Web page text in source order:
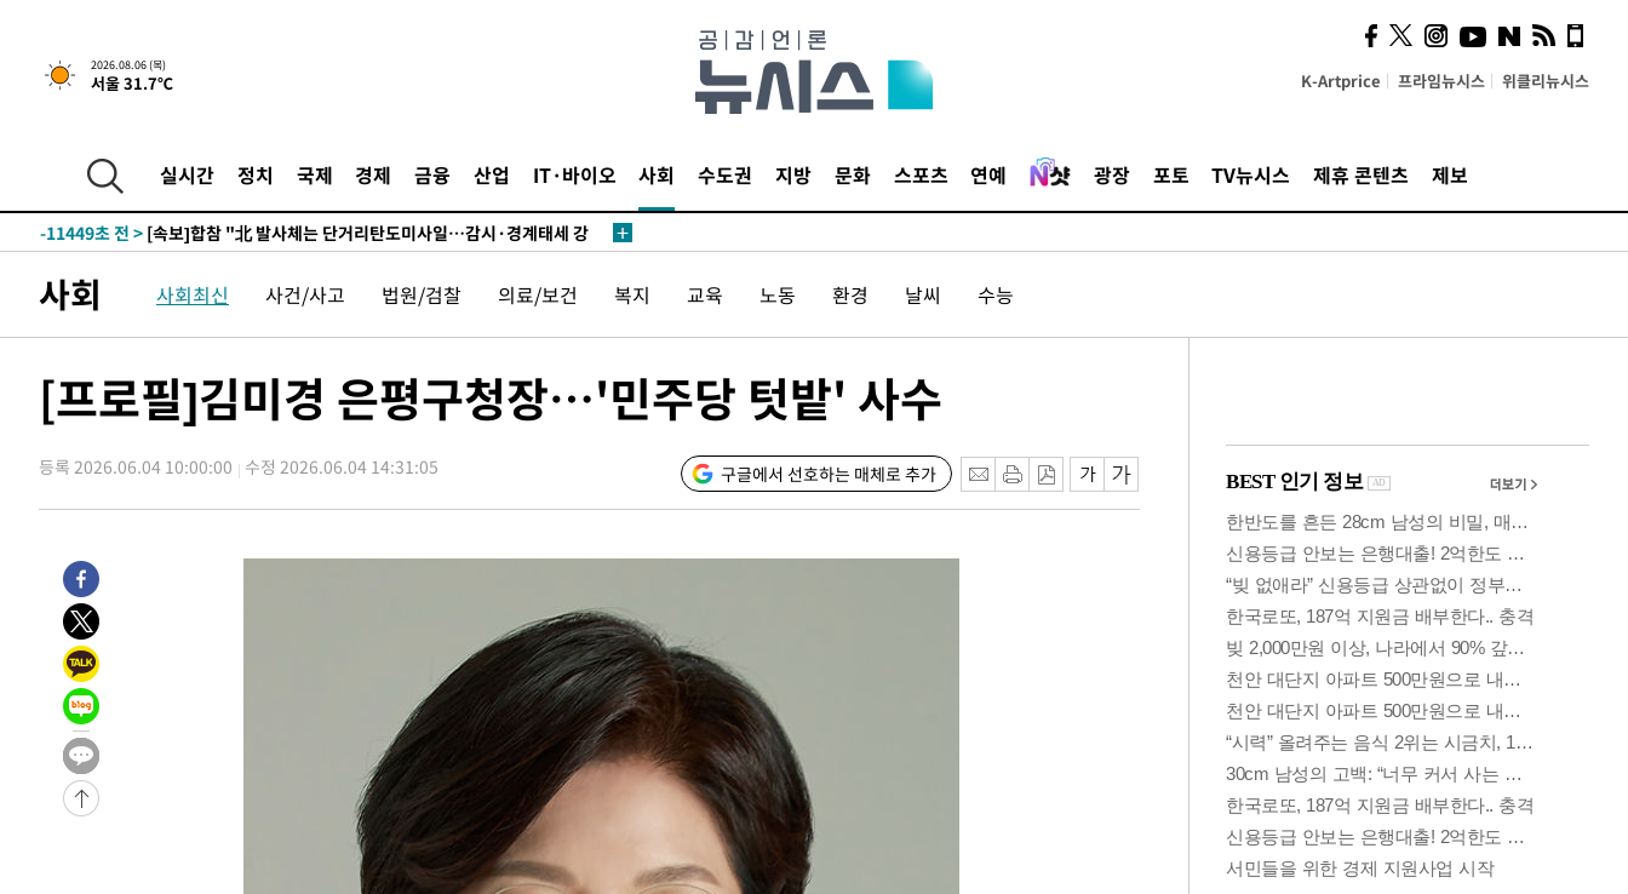
2026.08.06 (목)
서울 31.7℃ K-Artprice 프라임뉴시스 위클리뉴시스
실시간 정치 국제 경제 금융 산업 IT·바이오 사회 수도권 지방 문화 스포츠 연예 광장 포토 TV뉴시스 제휴 콘텐츠 제보
2시간 전 >내일까지 39도 '펄펄'…기상청 "태풍 지나며 폭염 잠시 꺾인다"
-28939초 전 >'월드컵 탈락 후폭풍' 축구협회…11시간 걸린 초유의 압수수색(종
-27168초 전 >
축구협회, 15년 전 심판 성 접대 파문에 "현재는 내부 지침 준수"
-25853초 전 >
-11449초 전 > [속보]합참 "北 발사체는 단거리탄도미사일…감시·경계태세 강
-9627초 전 >
[속보] SKT, 에이닷 서비스 장애 발생…"원인 파악 중"
-9033초 전 >[속보]합참 "북, 동해상으로 미상 발사체 발사"
-8388초 전 >[속보]7~9일 프로야구 3연전도 폭염 취소…11일 재개
-7877초 전 >'월드컵 탈락 후폭풍' 축구협회…초유의 압수수색에 '충격·당황'
-7717초 전 >서울 낮 37.9도, 올여름 최고치 경신…영등포 순간 '40도'
-3374초 전 >
-3304초 전 >
-3169초 전 >
-768초 전 >
"여기 떨어졌다"…다누리, 스페이스X 로켓 달 충돌 흔적 포착
36분 전 >
손흥민, 5경기 연속골 실패…LAFC는 승부차기 끝 과달라하라 격파
2시간 전 >
내일까지 39도 '펄펄'…기상청 "태풍 지나며 폭염 잠시 꺾인다"
-28939초 전 >
'월드컵 탈락 후폭풍' 축구협회…11시간 걸린 초유의 압수수색(종
-28375초 전 >
[속보] 뉴욕증시, 혼조 출발…나스닥 0.3%↓, 다우 0.14%↑
축구협회, 15년 전 심판 성 접대 파문에 "현재는 내부 지침 준수"
경찰, '홍명보는 2순위' 결론냈던 스포츠윤리센터도 압수수색
사회 사회최신 사건/사고 법원/검찰 의료/보건 복지 교육 노동 환경 날씨 수능
[프로필]김미경 은평구청장…'민주당 텃밭' 사수
등록 2026.06.04 10:00:00 수정 2026.06.04 14:31:05 구글에서 선호하는 매체로 추가
의견, 국토부·LH에 충실히
전달할 것"